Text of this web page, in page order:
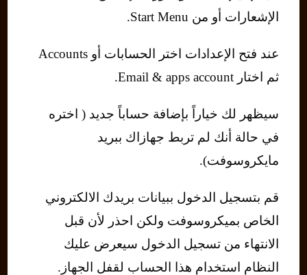
الإشعارات أو من Start Menu.
عند فتح الإعدادات اختر الحسابات أو Accounts
ثم اختار Email & apps account.
سيظهر لك خياراً بإضافة حساباً جديد ( اختره
في حالة أنك لم تربط جهازاك ببريد
مايكروسوفت).
قم بتسجيل الدخول ببيانات بريدك الالكتروني
الخاص بميكروسوفت ولكن احذر لأن قبل
الانتهاء من تسجيل الدخول سيعرض عليك
النظام استخدام هذا الحساب لقفل الجهاز.